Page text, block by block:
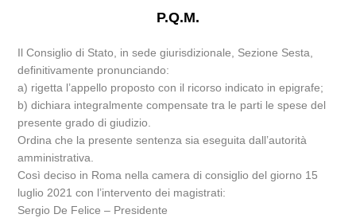
P.Q.M.
Il Consiglio di Stato, in sede giurisdizionale, Sezione Sesta,
definitivamente pronunciando:
a) rigetta l’appello proposto con il ricorso indicato in epigrafe;
b) dichiara integralmente compensate tra le parti le spese del
presente grado di giudizio.
Ordina che la presente sentenza sia eseguita dall’autorità
amministrativa.
Così deciso in Roma nella camera di consiglio del giorno 15
luglio 2021 con l’intervento dei magistrati:
Sergio De Felice – Presidente